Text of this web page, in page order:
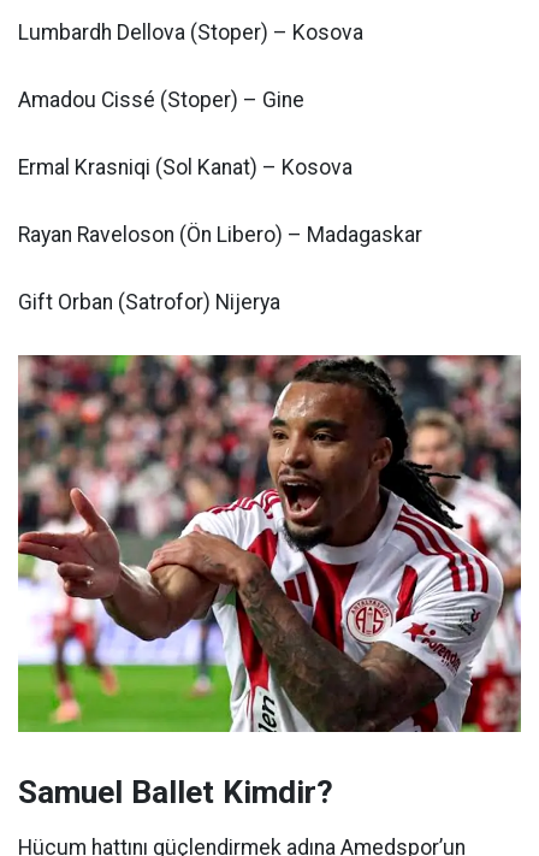
Lumbardh Dellova (Stoper) – Kosova
Amadou Cissé (Stoper) – Gine
Ermal Krasniqi (Sol Kanat) – Kosova
Rayan Raveloson (Ön Libero) – Madagaskar
Gift Orban (Satrofor) Nijerya
Samuel Ballet Kimdir?
Hücum hattını güçlendirmek adına Amedspor’un